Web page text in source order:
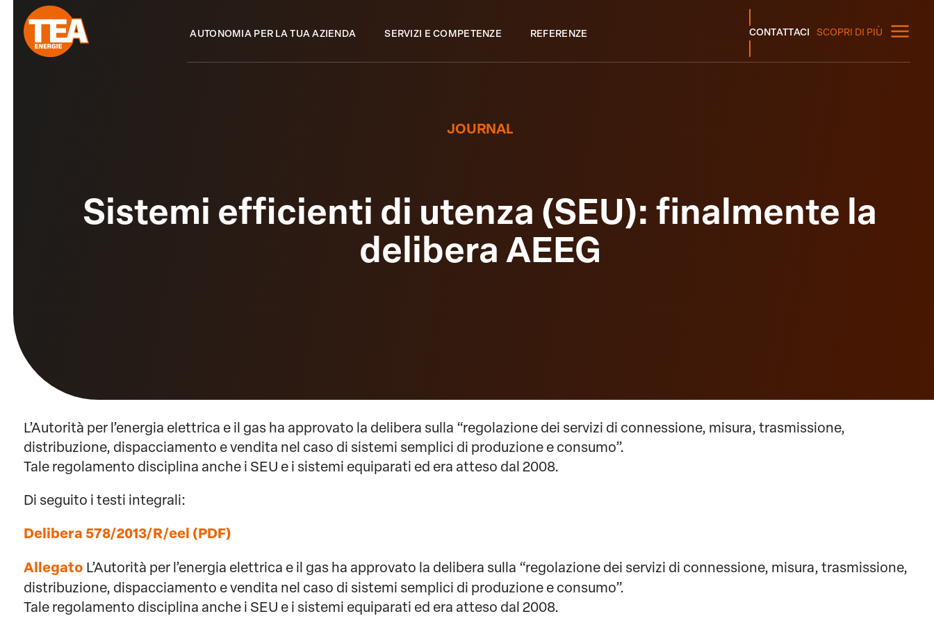
content
AUTONOMIA PER LA TUA AZIENDA SERVIZI E COMPETENZE REFERENZE CONTATTACI SCOPRI DI PIÙ
JOURNAL
Sistemi efficienti di utenza (SEU): finalmente la
delibera AEEG
L’Autorità per l’energia elettrica e il gas ha approvato la delibera sulla “regolazione dei servizi di connessione, misura, trasmissione,
distribuzione, dispacciamento e vendita nel caso di sistemi semplici di produzione e consumo”.
Tale regolamento disciplina anche i SEU e i sistemi equiparati ed era atteso dal 2008.
Di seguito i testi integrali:
Delibera 578/2013/R/eel (PDF)
Allegato L’Autorità per l’energia elettrica e il gas ha approvato la delibera sulla “regolazione dei servizi di connessione, misura, trasmissione,
distribuzione, dispacciamento e vendita nel caso di sistemi semplici di produzione e consumo”.
Tale regolamento disciplina anche i SEU e i sistemi equiparati ed era atteso dal 2008.